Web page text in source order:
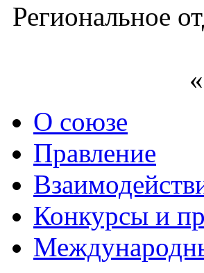
Региональное
О союзе
Правление
Конкурсы и